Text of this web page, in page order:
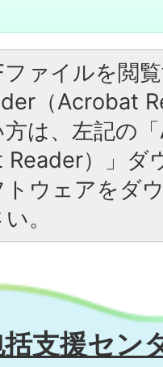
ファイルを閲
（Acrobat
は、左記の
）」ダ
トウェアをダ
。
支援セン